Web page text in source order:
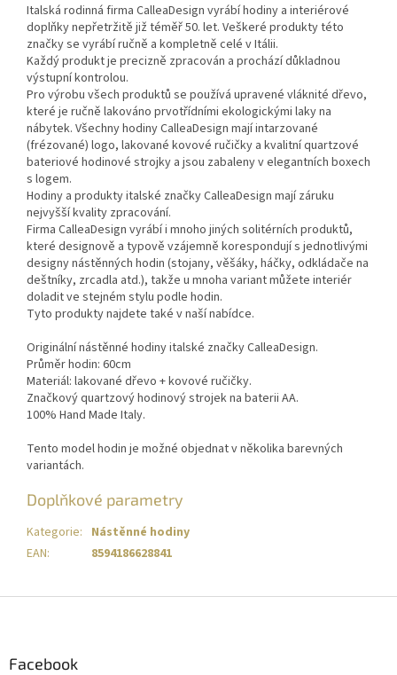
Italská rodinná firma CalleaDesign vyrábí hodiny a interiérové
doplňky nepřetržitě již téměř 50. let. Veškeré produkty této
značky se vyrábí ručně a kompletně celé v Itálii.
Každý produkt je precizně zpracován a prochází důkladnou
výstupní kontrolou.
Pro výrobu všech produktů se používá upravené vláknité dřevo,
které je ručně lakováno prvotřídními ekologickými laky na
nábytek. Všechny hodiny CalleaDesign mají intarzované
(frézované) logo, lakované kovové ručičky a kvalitní quartzové
bateriové hodinové strojky a jsou zabaleny v elegantních boxech
s logem.
Hodiny a produkty italské značky CalleaDesign mají záruku
nejvyšší kvality zpracování.
Firma CalleaDesign vyrábí i mnoho jiných solitérních produktů,
které designově a typově vzájemně korespondují s jednotlivými
designy nástěnných hodin (stojany, věšáky, háčky, odkládače na
deštníky, zrcadla atd.), takže u mnoha variant můžete interiér
doladit ve stejném stylu podle hodin.
Tyto produkty najdete také v naší nabídce.
Originální nástěnné hodiny italské značky CalleaDesign.
Průměr hodin: 60cm
Materiál: lakované dřevo + kovové ručičky.
Značkový quartzový hodinový strojek na baterii AA.
100% Hand Made Italy.
Tento model hodin je možné objednat v několika barevných
variantách.
Doplňkové parametry
Kategorie: Nástěnné hodiny
EAN: 8594186628841
Facebook